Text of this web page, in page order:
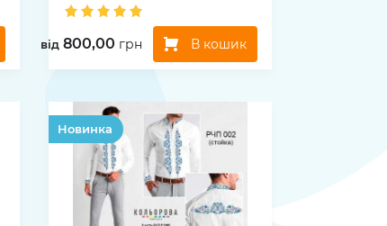
вiд 800,00 грн В кошик
Hовинка